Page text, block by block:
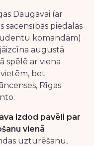
Daugavai (ar
sacensībās piedalās
komandām)
augustā
spēlē ar viena
bet
Rīgas
izdod pavēli par
vienā
uzturēšanu,